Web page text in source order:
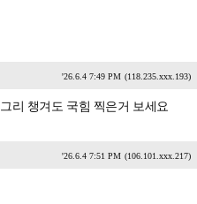
'26.6.4 7:49 PM (118.235.xxx.193)
리 챙겨도 국힘 찍은거 보세요
'26.6.4 7:51 PM (106.101.xxx.217)